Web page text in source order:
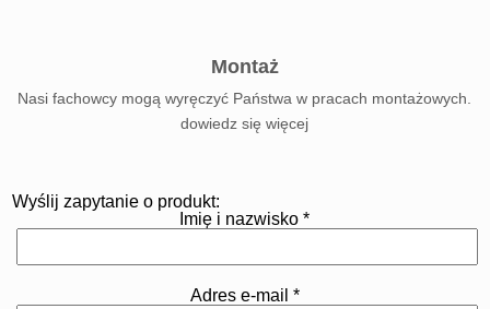
Montaż
Nasi fachowcy mogą wyręczyć Państwa w pracach montażowych.
dowiedz się więcej
Wyślij zapytanie o produkt:
Imię i nazwisko *
Adres e-mail *